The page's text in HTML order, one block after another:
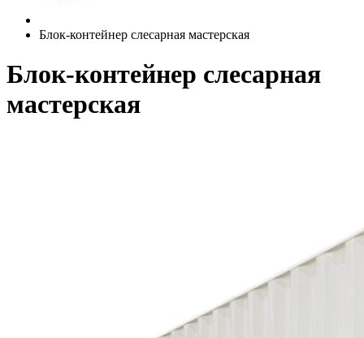
Блок-контейнер слесарная мастерская
Блок-контейнер слесарная
мастерская